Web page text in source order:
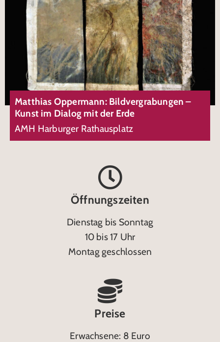
Matthias Oppermann: Bildvergrabungen –
Kunst im Dialog mit der Erde
AMH Harburger Rathausplatz
Öffnungszeiten
Dienstag bis Sonntag
10 bis 17 Uhr
Montag geschlossen
Preise
Erwachsene: 8 Euro